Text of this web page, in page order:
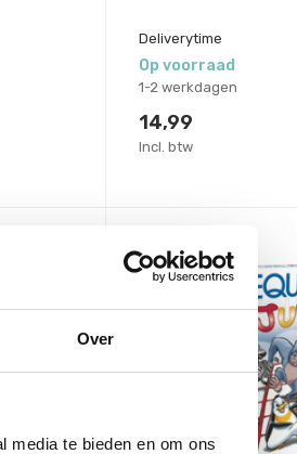
Over
media te bieden en om ons
Deliverytime
Op voorraad
1-2 werkdagen
14,99
Incl. btw